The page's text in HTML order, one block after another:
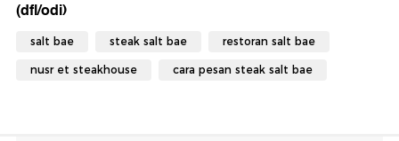
(dfl/odi)
salt bae steak salt bae restoran salt bae
nusr et steakhouse cara pesan steak salt bae